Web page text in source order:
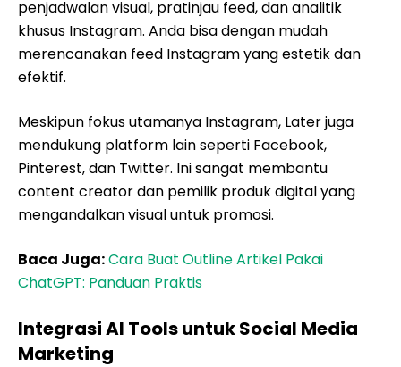
penjadwalan visual, pratinjau feed, dan analitik
khusus Instagram. Anda bisa dengan mudah
merencanakan feed Instagram yang estetik dan
efektif.
Meskipun fokus utamanya Instagram, Later juga
mendukung platform lain seperti Facebook,
Pinterest, dan Twitter. Ini sangat membantu
content creator dan pemilik produk digital yang
mengandalkan visual untuk promosi.
Baca Juga:Cara Buat Outline Artikel Pakai
ChatGPT: Panduan Praktis
Integrasi AI Tools untuk Social Media
Marketing